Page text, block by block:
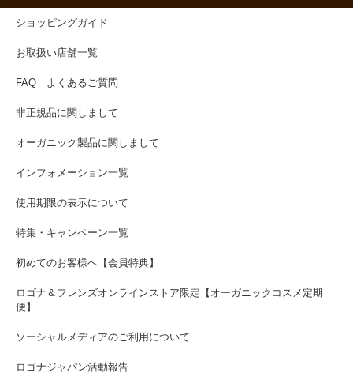
ショッピングガイド
お取扱い店舗一覧
FAQ よくあるご質問
非正規品に関しまして
オーガニック製品に関しまして
インフォメーション一覧
使用期限の表示について
特集・キャンペーン一覧
初めてのお客様へ【会員特典】
ロゴナ＆フレンズオンラインストア限定【オーガニックコスメ定期
便】
ソーシャルメディアのご利用について
ロゴナジャパン活動報告